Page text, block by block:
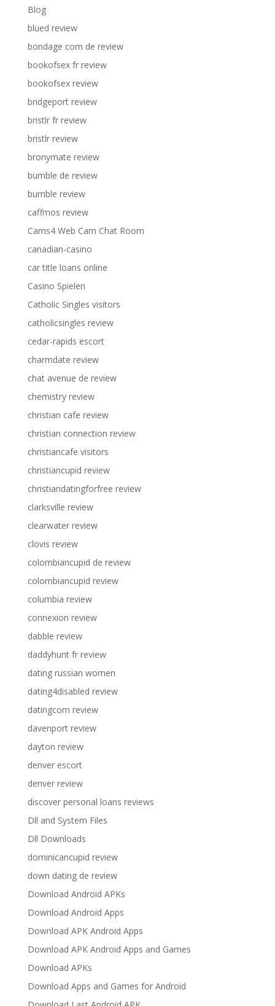
Blog
blued review
bondage com de review
bookofsex fr review
bookofsex review
bridgeport review
bristlr fr review
bristlr review
bronymate review
bumble de review
bumble review
caffmos review
Cams4 Web Cam Chat Room
canadian-casino
car title loans online
Casino Spielen
Catholic Singles visitors
catholicsingles review
cedar-rapids escort
charmdate review
chat avenue de review
chemistry review
christian cafe review
christian connection review
christiancafe visitors
christiancupid review
christiandatingforfree review
clarksville review
clearwater review
clovis review
colombiancupid de review
colombiancupid review
columbia review
connexion review
dabble review
daddyhunt fr review
dating russian women
dating4disabled review
datingcom review
davenport review
dayton review
denver escort
denver review
discover personal loans reviews
Dll and System Files
Dll Downloads
dominicancupid review
down dating de review
Download Android APKs
Download Android Apps
Download APK Android Apps
Download APK Android Apps and Games
Download APKs
Download Apps and Games for Android